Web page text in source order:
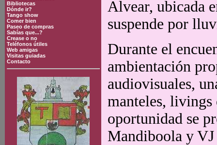
Bibliotecas
Dónde ir?
Tango show
Comer bien
Paseo de compras
Sabías que...?
Crease o no
Teléfonos útiles
Web amigas
Visitas guiadas
Contacto
Alvear, ubicada
suspende por
Durante el
ambientación
audiovisuales,
manteles, livings
oportunidad se
Mandiboola y